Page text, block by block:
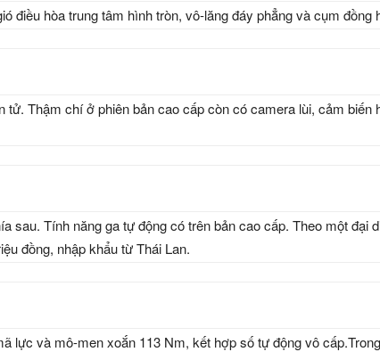
điều hòa trung tâm hình tròn, vô-lăng đáy phẳng và cụm đồng
Thậm chí ở phiên bản cao cấp còn có camera lùi, cảm
Tính năng ga tự động có trên bản cao cấp. Theo một
đồng, nhập khẩu từ Thái Lan.
và mô-men xoắn 113 Nm, kết hợp số tự động vô